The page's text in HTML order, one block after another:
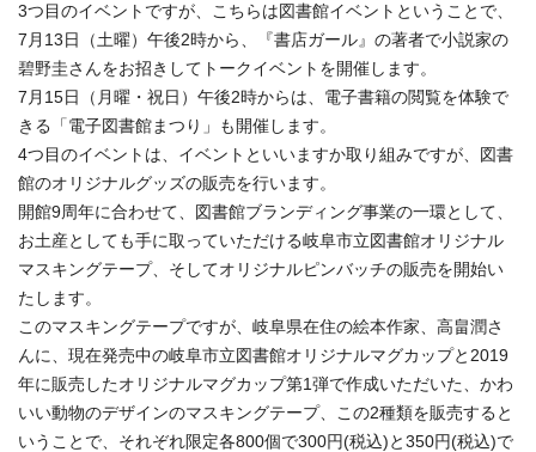
3つ目のイベントですが、こちらは図書館イベントということで、
7月13日（土曜）午後2時から、『書店ガール』の著者で小説家の
碧野圭さんをお招きしてトークイベントを開催します。
7月15日（月曜・祝日）午後2時からは、電子書籍の閲覧を体験で
きる「電子図書館まつり」も開催します。
4つ目のイベントは、イベントといいますか取り組みですが、図書
館のオリジナルグッズの販売を行います。
開館9周年に合わせて、図書館ブランディング事業の一環として、
お土産としても手に取っていただける岐阜市立図書館オリジナル
マスキングテープ、そしてオリジナルピンバッチの販売を開始い
たします。
このマスキングテープですが、岐阜県在住の絵本作家、高畠潤さ
んに、現在発売中の岐阜市立図書館オリジナルマグカップと2019
年に販売したオリジナルマグカップ第1弾で作成いただいた、かわ
いい動物のデザインのマスキングテープ、この2種類を販売すると
いうことで、それぞれ限定各800個で300円(税込)と350円(税込)で